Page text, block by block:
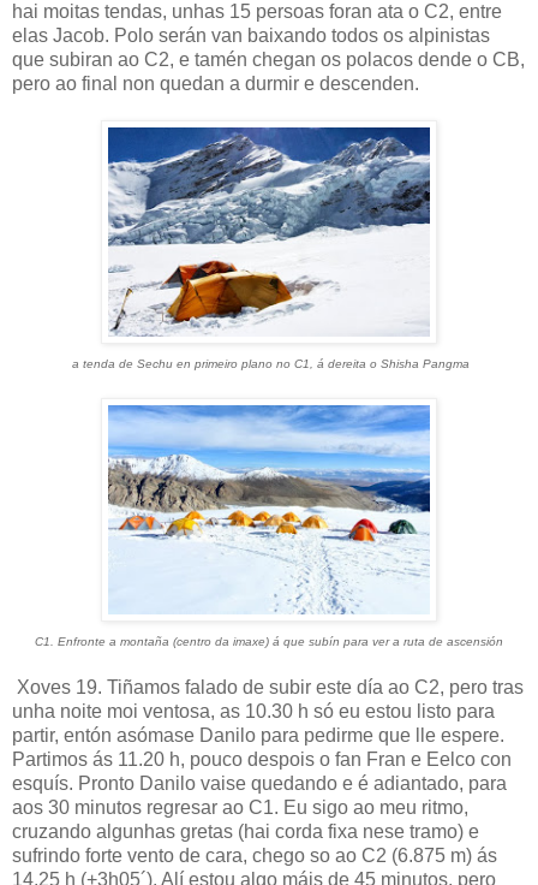
hai moitas tendas, unhas 15 persoas foran ata o C2, entre
elas Jacob. Polo serán van baixando todos os alpinistas
que subiran ao C2, e tamén chegan os polacos dende o CB,
pero ao final non quedan a durmir e descenden.
a tenda de Sechu en primeiro plano no C1, á dereita o Shisha Pangma
C1. Enfronte a montaña (centro da imaxe) á que subín para ver a ruta de ascensión
Xoves 19. Tiñamos falado de subir este día ao C2, pero tras
unha noite moi ventosa, as 10.30 h só eu estou listo para
partir, entón asómase Danilo para pedirme que lle espere.
Partimos ás 11.20 h, pouco despois o fan Fran e Eelco con
esquís. Pronto Danilo vaise quedando e é adiantado, para
aos 30 minutos regresar ao C1. Eu sigo ao meu ritmo,
cruzando algunhas gretas (hai corda fixa nese tramo) e
sufrindo forte vento de cara, chego so ao C2 (6.875 m) ás
14.25 h (+3h05´). Alí estou algo máis de 45 minutos, pero